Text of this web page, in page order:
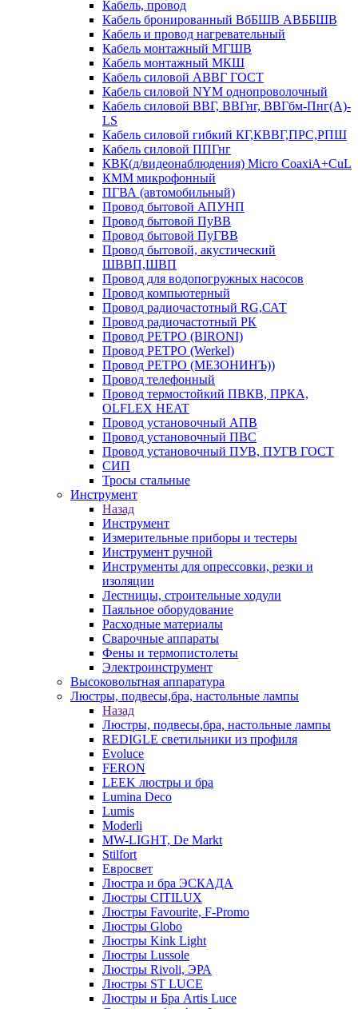
Кабель, провод
Кабель бронированный ВбБШВ АВББШВ
Кабель и провод нагревательный
Кабель монтажный МГШВ
Кабель монтажный МКШ
Кабель силовой АВВГ ГОСТ
Кабель силовой NYM однопроволочный
Кабель силовой ВВГ, ВВГнг, ВВГбм-Пнг(А)-
LS
Кабель силовой гибкий КГ,КВВГ,ПРС,РПШ
Кабель силовой ППГнг
КВК(д/видеонаблюдения) Micro CoaxiA+CuL
КММ микрофонный
ПГВА (автомобильный)
Провод бытовой АПУНП
Провод бытовой ПуВВ
Провод бытовой ПуГВВ
Провод бытовой, акустический
ШВВП,ШВП
Провод для водопогружных насосов
Провод компьютерный
Провод радиочастотный RG,САТ
Провод радиочастотный РК
Провод РЕТРО (BIRONI)
Провод РЕТРО (Werkel)
Провод РЕТРО (МЕЗОНИНЪ))
Провод телефонный
Провод термостойкий ПВКВ, ПРКА,
OLFLEX HEAT
Провод установочный АПВ
Провод установочный ПВС
Провод установочный ПУВ, ПУГВ ГОСТ
СИП
Тросы стальные
Инструмент
Назад
Инструмент
Измерительные приборы и тестеры
Инструмент ручной
Инструменты для опрессовки, резки и
изоляции
Лестницы, строительные ходули
Паяльное оборудование
Расходные материалы
Сварочные аппараты
Фены и термопистолеты
Электроинструмент
Высоковольтная аппаратура
Люстры, подвесы,бра, настольные лампы
Назад
Люстры, подвесы,бра, настольные лампы
REDIGLE светильники из профиля
Evoluce
FERON
LEEK люстры и бра
Lumina Deco
Lumis
Moderli
MW-LIGHT, De Markt
Stilfort
Евросвет
Люстра и бра ЭСКАДА
Люстры CITILUX
Люстры Favourite, F-Promo
Люстры Globo
Люстры Kink Light
Люстры Lussole
Люстры Rivoli, ЭРА
Люстры ST LUCE
Люстры и Бра Artis Luce